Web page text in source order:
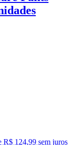
R$ 124,99 sem juros